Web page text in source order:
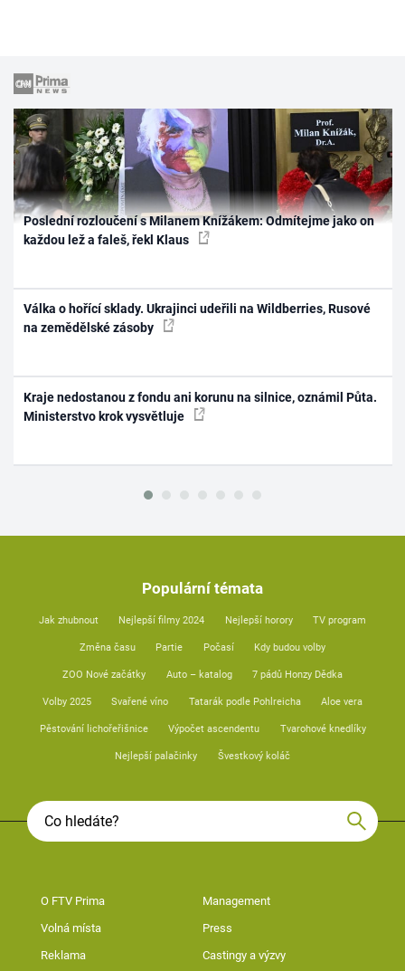
Poslední rozloučení s Milanem Knížákem: Odmítejme jako on
každou lež a faleš, řekl Klaus
Válka o hořící sklady. Ukrajinci udeřili na Wildberries, Rusové
na zemědělské zásoby
Kraje nedostanou z fondu ani korunu na silnice, oznámil Půta.
Ministerstvo krok vysvětluje
Populární témata
Jak zhubnout Nejlepší filmy 2024 Nejlepší horory TV program
Změna času Partie Počasí Kdy budou volby
ZOO Nové začátky Auto – katalog 7 pádů Honzy Dědka
Volby 2025 Svařené víno Tatarák podle Pohlreicha Aloe vera
Pěstování lichořeřišnice Výpočet ascendentu Tvarohové knedlíky
Nejlepší palačinky Švestkový koláč
O FTV Prima Management
Volná místa Press
Reklama Castingy a výzvy